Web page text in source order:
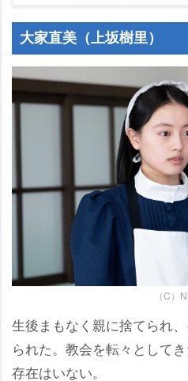
大家直美（上坂樹里）
（C）
生後まもなく親に捨てられ
られた。教会を転々として
存在はいない。